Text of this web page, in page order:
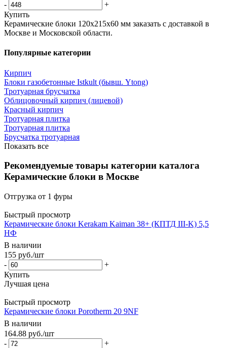
-
+
Купить
Керамические блоки 120х215х60 мм заказать с доставкой в
Москве и Московской области.
Популярные категории
Кирпич
Блоки газобетонные Istkult (бывш. Ytong)
Тротуарная брусчатка
Облицовочный кирпич (лицевой)
Красный кирпич
Тротуарная плитка
Тротуарная плитка
Брусчатка тротуарная
Показать все
Рекомендуемые товары категории каталога
Керамические блоки в Москве
Быстрый просмотр
Керамические блоки Kerakam Kaiman 38+ (КПТД III-K) 5,5
НФ
В наличии
155 руб./шт
-
+
Купить
Быстрый просмотр
Керамические блоки Porotherm 20 9NF
В наличии
164.88 руб./шт
-
+